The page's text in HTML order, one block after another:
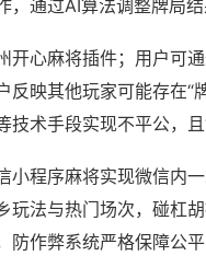
，通过AI算法调整牌局结
开心麻将插件；用户可
反映其他玩家可能存在“
技术手段实现不平公，且
小程序麻将实现微信内
玩法与热门场次，碰杠
防作弊系统严格保障公